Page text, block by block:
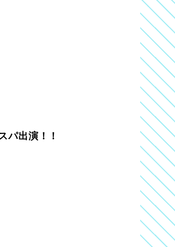
パ出演！！